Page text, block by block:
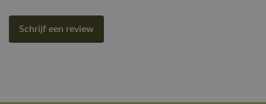
Schrijf een review